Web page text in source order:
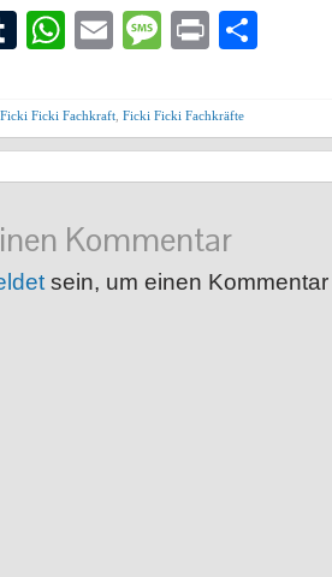
Tumblr
WhatsApp
EmailMessage
Print
Ficki Ficki Fachkraft Ficki Ficki Fachkräfte
Kommentar
sein, um einen